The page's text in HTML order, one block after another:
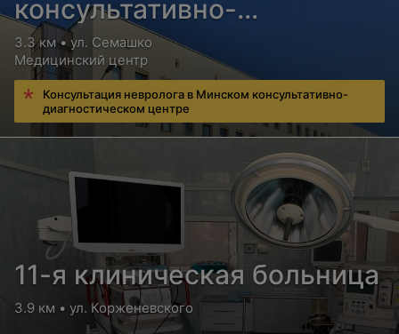
консультативно-
диагностический центр
3.3 км • ул. Семашко
Медицинский центр
Консультация невролога в Минском консультативно-
диагностическом центре
11-я клиническая больница
3.9 км • ул. Корженевского